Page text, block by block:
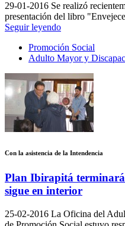
29-01-2016 Se realizó
presentación del libro
Seguir leyendo
Promoción Social
Adulto Mayor y
Con la asistencia de la Intendencia
Plan Ibirapitá
sigue en interior
25-02-2016 La Oficina del